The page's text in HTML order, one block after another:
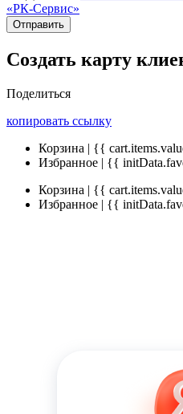
«РК-Сервис»
Отправить
Создать карту
Поделиться
копировать ссылку
Корзина | {{
Избранное | {{
Корзина | {{
Избранное | {{